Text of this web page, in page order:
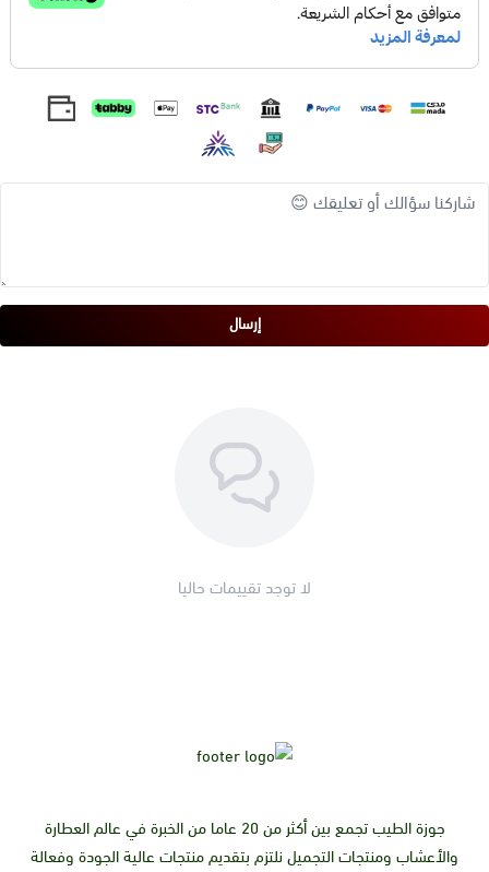
إرسال
لا توجد تقييمات حاليا
جوزة الطيب تجمع بين أكثر من 20 عاما من الخبرة في عالم العطارة
والأعشاب ومنتجات التجميل نلتزم بتقديم منتجات عالية الجودة وفعالة